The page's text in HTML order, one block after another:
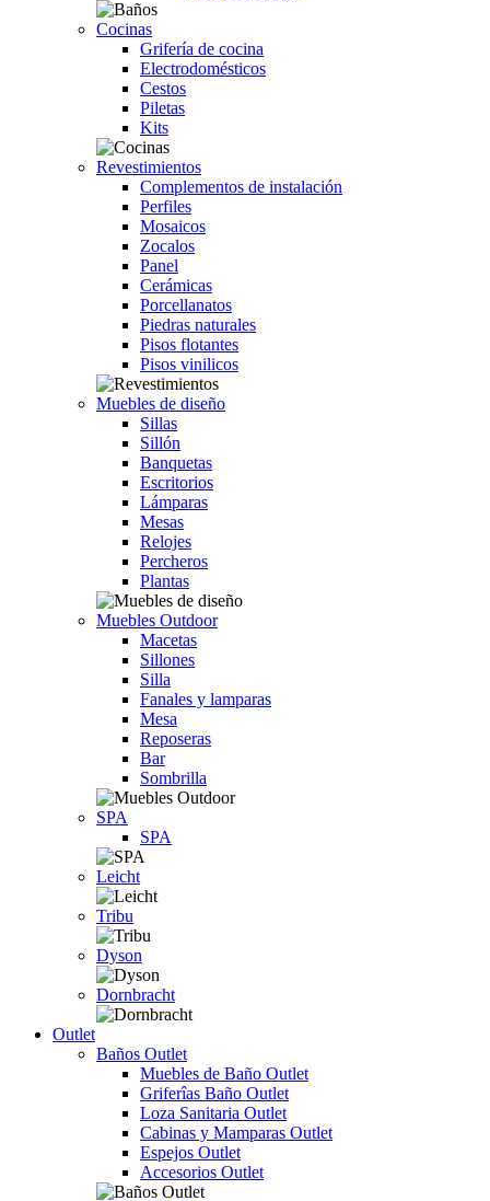
Cocinas
Grifería de cocina
Electrodomésticos
Cestos
Piletas
Kits
Revestimientos
Complementos de instalación
Perfiles
Mosaicos
Zocalos
Panel
Cerámicas
Porcellanatos
Piedras naturales
Pisos flotantes
Pisos vinilicos
Muebles de diseño
Sillas
Sillón
Banquetas
Escritorios
Lámparas
Mesas
Relojes
Percheros
Plantas
Muebles Outdoor
Macetas
Sillones
Silla
Fanales y lamparas
Mesa
Reposeras
Bar
Sombrilla
SPA
SPA
Leicht
Tribu
Dyson
Dornbracht
Outlet
Baños Outlet
Muebles de Baño Outlet
Griferîas Baño Outlet
Loza Sanitaria Outlet
Cabinas y Mamparas Outlet
Espejos Outlet
Accesorios Outlet